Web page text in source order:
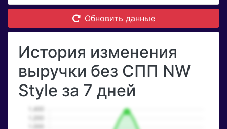
Обновить данные
История изменения
выручки без СПП NW
Style за 7 дней